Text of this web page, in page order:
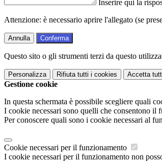
Inserire qui la
Attenzione: è necessario aprire l'allegato (se
Annulla Conferma
Questo sito o gli strumenti terzi da questo
Personalizza Rifiuta tutti i cookies Accetta
Gestione cookie
In questa schermata è possibile scegliere quali
I cookie necessari sono quelli che consentono il
Per conoscere quali sono i cookie necessari al
Cookie necessari per il funzionamento
I cookie necessari per il funzionamento non